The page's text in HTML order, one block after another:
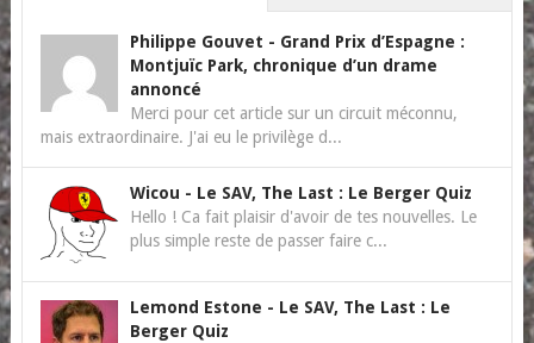
Philippe Gouvet - Grand Prix d’Espagne :
Montjuïc Park, chronique d’un drame
annoncé
Merci pour cet article sur un circuit méconnu,
mais extraordinaire. J'ai eu le privilège d...
Wicou - Le SAV, The Last : Le Berger Quiz
Hello ! Ca fait plaisir d'avoir de tes nouvelles. Le
plus simple reste de passer faire c...
Lemond Estone - Le SAV, The Last : Le
Berger Quiz